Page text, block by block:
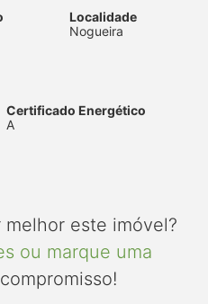
Localidade
Nogueira
Certificado Energético
A
este imóvel?
ou marque uma